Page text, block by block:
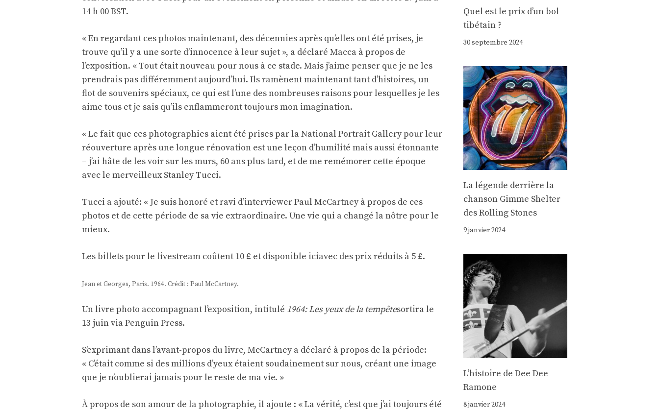
14 h 00 BST.
« En regardant ces photos maintenant, des décennies après qu’elles ont été prises, je
trouve qu’il y a une sorte d’innocence à leur sujet », a déclaré Macca à propos de
l’exposition. « Tout était nouveau pour nous à ce stade. Mais j’aime penser que je ne les
prendrais pas différemment aujourd’hui. Ils ramènent maintenant tant d’histoires, un
flot de souvenirs spéciaux, ce qui est l’une des nombreuses raisons pour lesquelles je les
aime tous et je sais qu’ils enflammeront toujours mon imagination.
« Le fait que ces photographies aient été prises par la National Portrait Gallery pour leur
réouverture après une longue rénovation est une leçon d’humilité mais aussi étonnante
– j’ai hâte de les voir sur les murs, 60 ans plus tard, et de me remémorer cette époque
avec le merveilleux Stanley Tucci.
Tucci a ajouté: « Je suis honoré et ravi d’interviewer Paul McCartney à propos de ces
photos et de cette période de sa vie extraordinaire. Une vie qui a changé la nôtre pour le
mieux.
Les billets pour le livestream coûtent 10 £ et disponible iciavec des prix réduits à 5 £.
Jean et Georges, Paris. 1964. Crédit : Paul McCartney.
Un livre photo accompagnant l’exposition, intitulé 1964: Les yeux de la tempêtesortira le
13 juin via Penguin Press.
S’exprimant dans l’avant-propos du livre, McCartney a déclaré à propos de la période:
« C’était comme si des millions d’yeux étaient soudainement sur nous, créant une image
que je n’oublierai jamais pour le reste de ma vie. »
À propos de son amour de la photographie, il ajoute : « La vérité, c’est que j’ai toujours été
Quel est le prix d’un bol
tibétain ?
30 septembre 2024
La légende derrière la
chanson Gimme Shelter
des Rolling Stones
9 janvier 2024
Lʼhistoire de Dee Dee
Ramone
8 janvier 2024